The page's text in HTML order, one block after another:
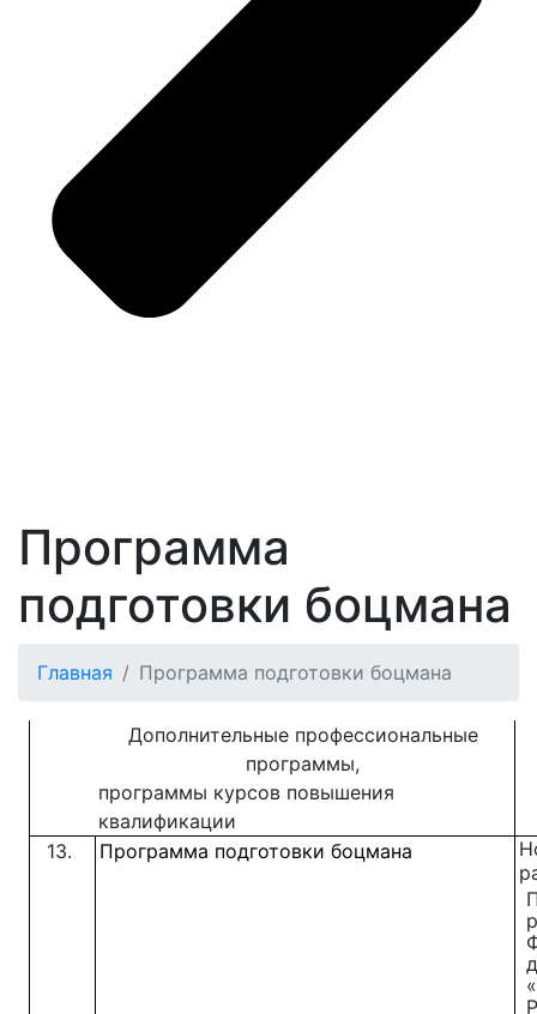
Программа
подготовки боцмана
Главная Программа подготовки боцмана
Дополнительные профессиональные
программы,
программы курсов повышения
квалификации
13.
Программа подготовки боцмана